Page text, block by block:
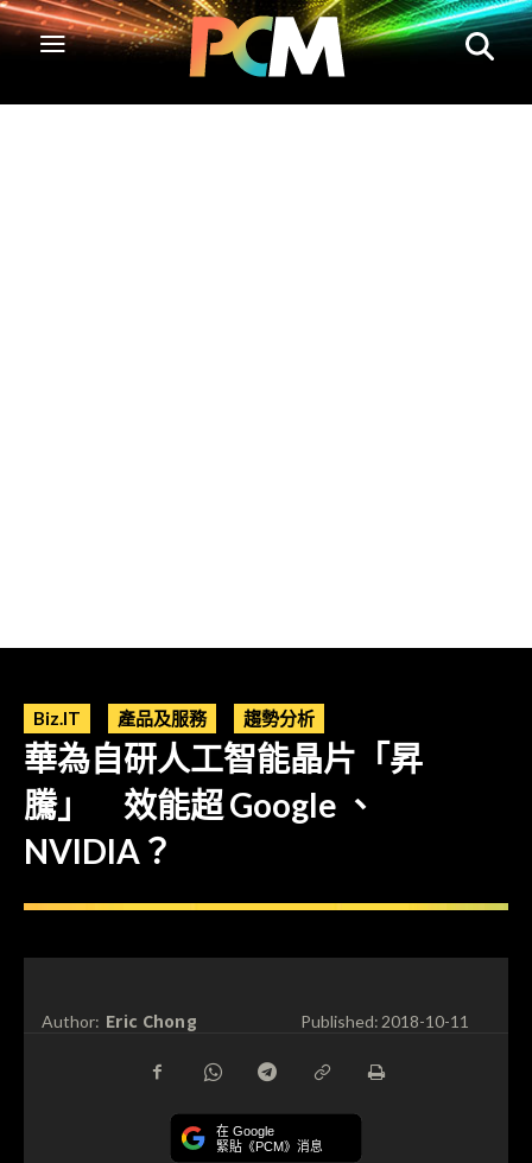
Biz.IT 產品及服務 趨勢分析
華為自研人工智能晶片「昇
騰」 效能超 Google 、
NVIDIA？
Author: Eric Chong Published:2018-10-11
在 Google
緊貼《PCM》消息